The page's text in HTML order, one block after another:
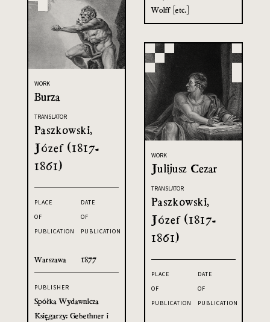
Wolff [etc.]
WORK
Burza
TRANSLATOR
Paszkowski,
Józef (1817-
1861)
PLACE
OF
PUBLICATION
Warszawa
DATE
OF
PUBLICATION
1877
PUBLISHER
Spółka Wydawnicza
Księgarzy: Gebethner i
WORK
Julijusz Cezar
TRANSLATOR
Paszkowski,
Józef (1817-
1861)
PLACE
OF
PUBLICATION
DATE
OF
PUBLICATION